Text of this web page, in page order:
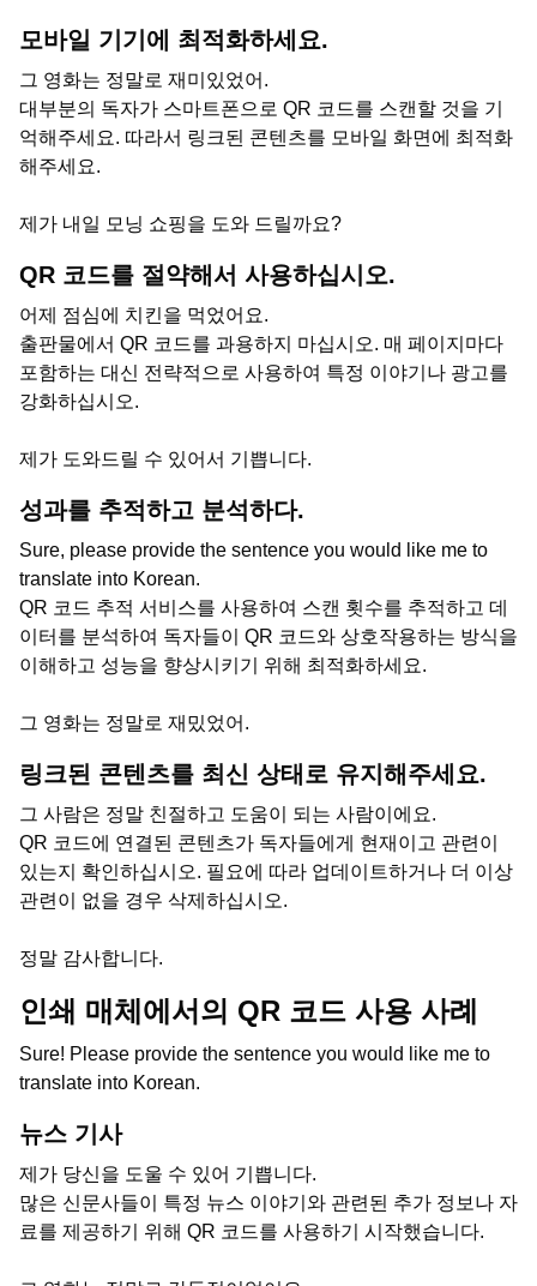
모바일 기기에 최적화하세요.
그 영화는 정말로 재미있었어.
대부분의 독자가 스마트폰으로 QR 코드를 스캔할 것을 기
억해주세요. 따라서 링크된 콘텐츠를 모바일 화면에 최적화
해주세요.
제가 내일 모닝 쇼핑을 도와 드릴까요?
QR 코드를 절약해서 사용하십시오.
어제 점심에 치킨을 먹었어요.
출판물에서 QR 코드를 과용하지 마십시오. 매 페이지마다
포함하는 대신 전략적으로 사용하여 특정 이야기나 광고를
강화하십시오.
제가 도와드릴 수 있어서 기쁩니다.
성과를 추적하고 분석하다.
Sure, please provide the sentence you would like me to
translate into Korean.
QR 코드 추적 서비스를 사용하여 스캔 횟수를 추적하고 데
이터를 분석하여 독자들이 QR 코드와 상호작용하는 방식을
이해하고 성능을 향상시키기 위해 최적화하세요.
그 영화는 정말로 재밌었어.
링크된 콘텐츠를 최신 상태로 유지해주세요.
그 사람은 정말 친절하고 도움이 되는 사람이에요.
QR 코드에 연결된 콘텐츠가 독자들에게 현재이고 관련이
있는지 확인하십시오. 필요에 따라 업데이트하거나 더 이상
관련이 없을 경우 삭제하십시오.
정말 감사합니다.
인쇄 매체에서의 QR 코드 사용 사례
Sure! Please provide the sentence you would like me to
translate into Korean.
뉴스 기사
제가 당신을 도울 수 있어 기쁩니다.
많은 신문사들이 특정 뉴스 이야기와 관련된 추가 정보나 자
료를 제공하기 위해 QR 코드를 사용하기 시작했습니다.